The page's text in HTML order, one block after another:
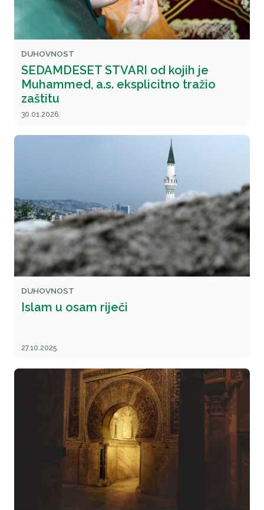
DUHOVNOST
SEDAMDESET STVARI od kojih je
Muhammed, a.s. eksplicitno tražio
zaštitu
30.01.2026.
DUHOVNOST
Islam u osam riječi
27.10.2025.